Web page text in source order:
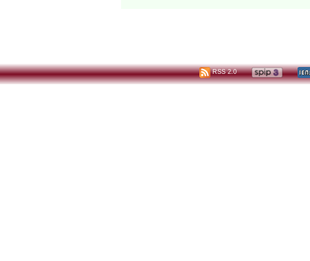
RSS 2.0